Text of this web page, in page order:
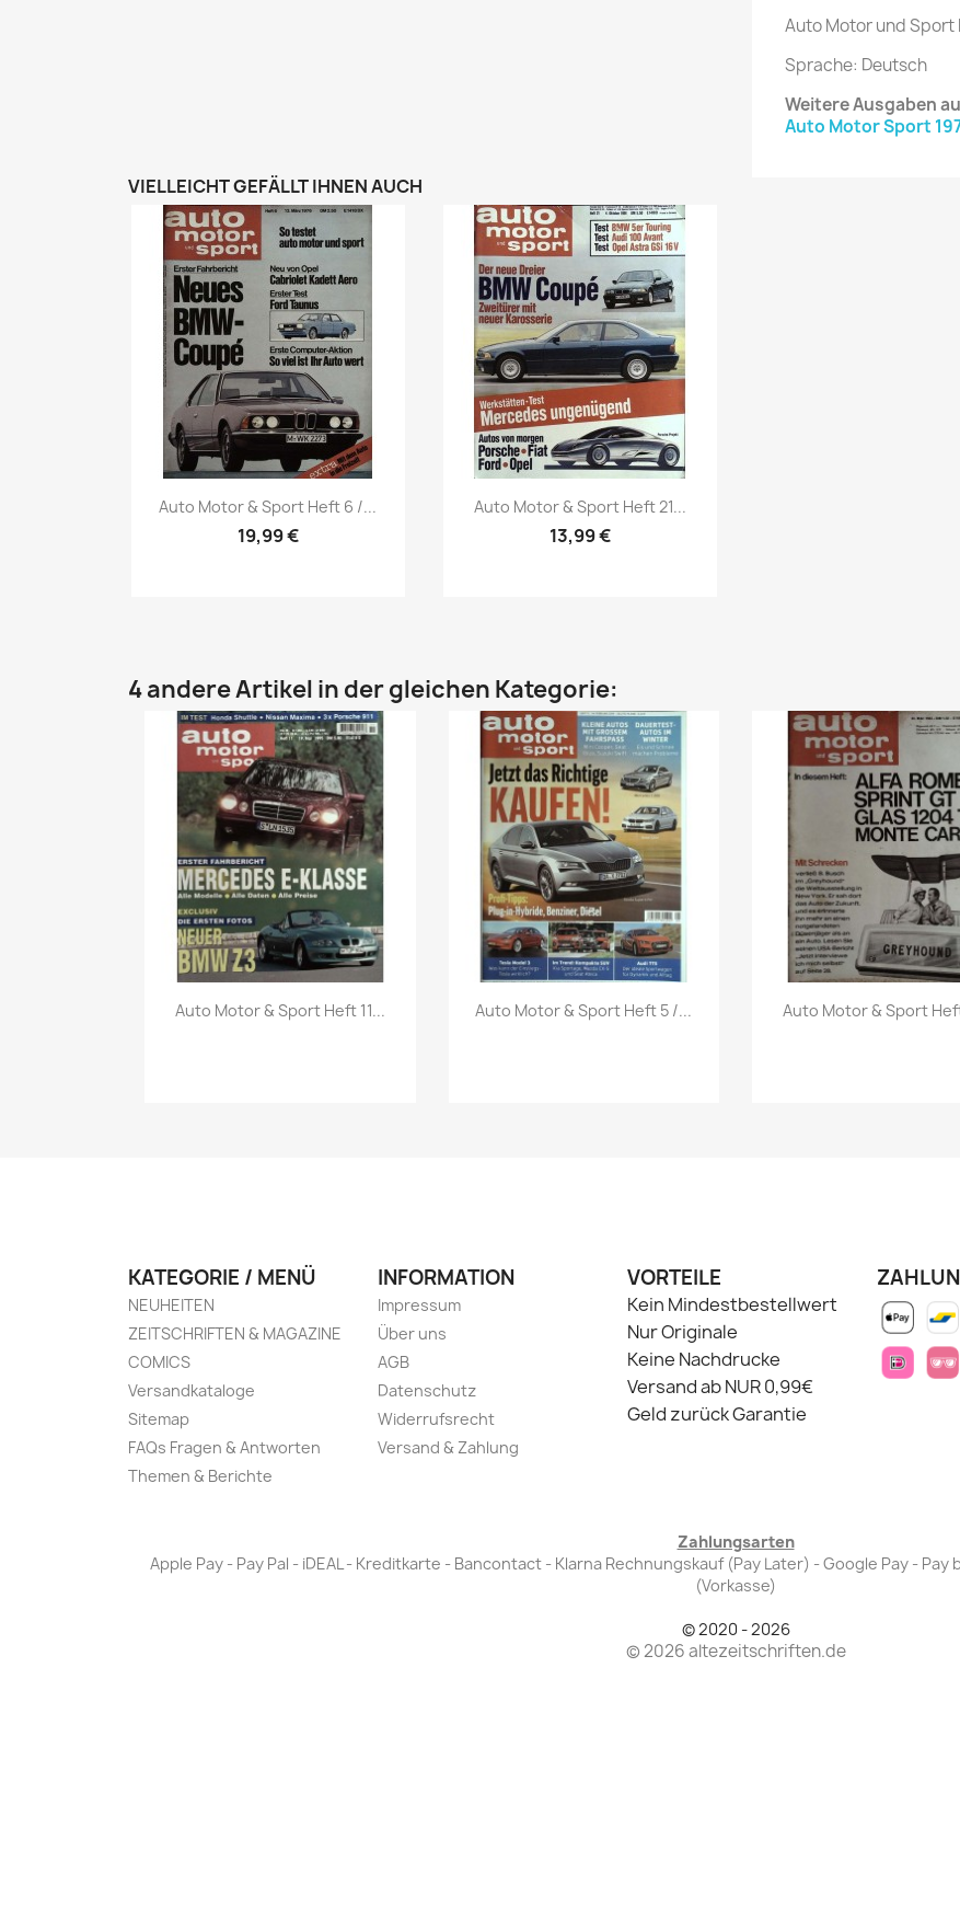
Auto Motor und Sport
Sprache: Deutsch
Weitere Ausgaben
Auto Motor Sport
VIELLEICHT GEFÄLLT IHNEN AUCH
Vorschau
Auto Motor & Sport Heft 6 /...
19,99 €
Vorschau
Auto Motor & Sport Heft 21...
13,99 €
4 andere Artikel in der gleichen Kategorie:
Vorschau
Auto Motor & Sport Heft 11... Vorschau
Auto Motor & Sport Heft 5 /... Vorschau
Auto Motor & Sport Heft
KATEGORIE / MENÜ
NEUHEITEN
ZEITSCHRIFTEN & MAGAZINE
COMICS
Versandkataloge
Sitemap
FAQs Fragen & Antworten
Themen & Berichte
INFORMATION
Impressum
Über uns
AGB
Datenschutz
Widerrufsrecht
Versand & Zahlung
VORTEILE
Kein Mindestbestellwert
Nur Originale
Keine Nachdrucke
Versand ab NUR 0,99€
Geld zurück Garantie
Zahlungsarten
Apple Pay - Pay Pal - iDEAL - Kreditkarte - Bancontact - Klarna Rechnungskauf (Pay Later) - Google Pay -
(Vorkasse)
© 2020 - 2026
© 2026 altezeitschriften.de